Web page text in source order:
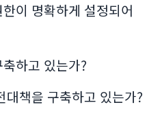
이 명확하게 설정되어
하고 있는가?
대책을 구축하고 있는가?